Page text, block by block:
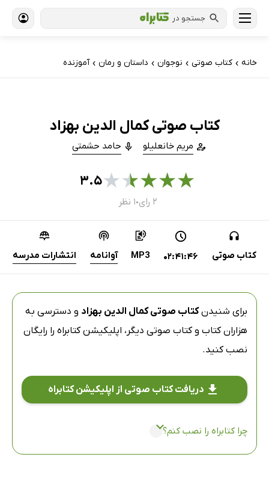
جستجو در
خانه › کتاب‌ صوتی › نوجوان › داستان و رمان › آموزنده
کتاب صوتی کمال الدین بهزاد
مریم خانعلیلو حامد حشمتی
★
★
★
★
★۳.۵
۲ رای ● ۱ نظر
کتاب صوتی 02:41:46
MP3 آوانامه انتشارات مدرسه
برای شنیدنکتاب صوتی کمال الدین بهزاد و دسترسی به
هزاران کتاب و کتاب صوتی دیگر، اپلیکیشن کتابراه را رایگان
نصب کنید.
دریافت کتاب صوتی از اپلیکیشن کتابراه
چرا کتابراه را نصب کنم؟